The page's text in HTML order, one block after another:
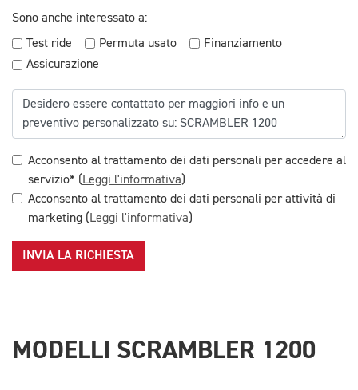
Sono anche interessato a:
Test ride
Permuta usato
Finanziamento
Assicurazione
Acconsento al trattamento dei dati personali per accedere al
servizio* (Leggi l'informativa)
Acconsento al trattamento dei dati personali per attività di
marketing (Leggi l'informativa)
INVIA LA RICHIESTA
MODELLI SCRAMBLER 1200